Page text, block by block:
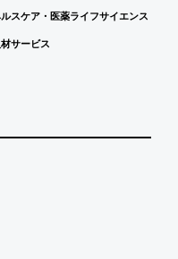
スケア・医薬ライフサイエンス
材サービス